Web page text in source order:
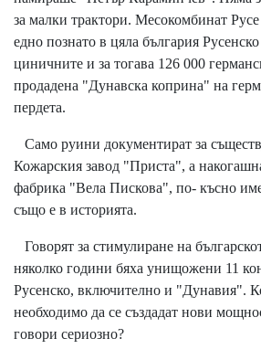
за малки трактори. Месокомбинат
едно познато в цяла българия
циничните и за тогава 126 000
продадена "Дунавска коприна" на
пердета.
Само руини документират за
Кожарския завод "Приста", а
фабрика "Вела Пискова", по- късно
също е в историята.
Говорят за стимулиране на
няколко години бяха унищожени 11
Русенско, включително и "Дунавия".
необходимо да се създадат нови
говори сериозно?